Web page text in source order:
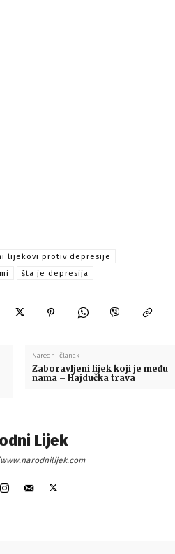
lijekovi protiv depresije
šta je depresija
Naredni članak
Zaboravljeni lijek koji je među
nama – Hajdučka trava
Lijek